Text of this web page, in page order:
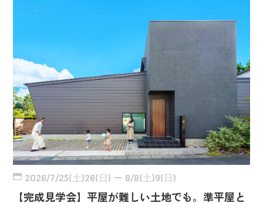
2026/7/25(土)26(日) ー 8/8(土)9(日)
【完成見学会】平屋が難しい土地でも。準平屋と